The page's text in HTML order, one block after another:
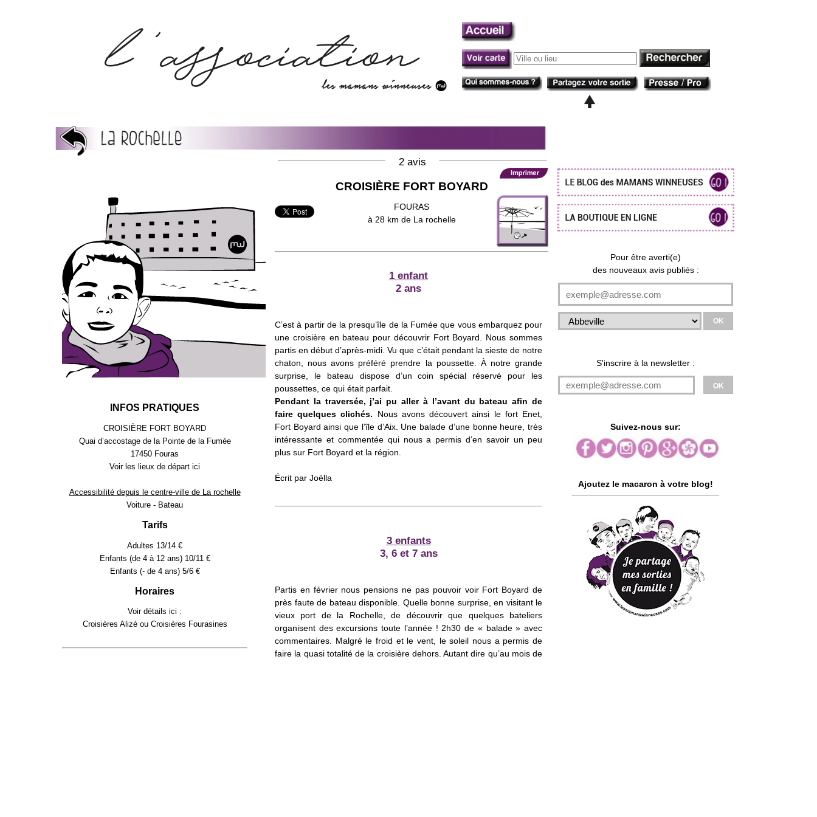
2 avis
CROISIÈRE FORT BOYARD
FOURAS
à 28 km de La rochelle
1 enfant
2 ans
C’est à partir de la presqu’île de la Fumée que vous embarquez pour
une croisière en bateau pour découvrir Fort Boyard. Nous sommes
partis en début d’après-midi. Vu que c’était pendant la sieste de notre
chaton, nous avons préféré prendre la poussette. À notre grande
surprise, le bateau dispose d’un coin spécial réservé pour les
poussettes, ce qui était parfait.
Pendant la traversée, j’ai pu aller à l’avant du bateau afin de
faire quelques clichés. Nous avons découvert ainsi le fort Enet,
Fort Boyard ainsi que l’île d’Aix. Une balade d’une bonne heure, très
intéressante et commentée qui nous a permis d’en savoir un peu
plus sur Fort Boyard et la région.
Écrit par Joëlla
3 enfants
3, 6 et 7 ans
Partis en février nous pensions ne pas pouvoir voir Fort Boyard de
près faute de bateau disponible. Quelle bonne surprise, en visitant le
vieux port de la Rochelle, de découvrir que quelques bateliers
organisent des excursions toute l’année ! 2h30 de « balade » avec
commentaires. Malgré le froid et le vent, le soleil nous a permis de
faire la quasi totalité de la croisière dehors. Autant dire qu’au mois de
INFOS PRATIQUES
CROISIÈRE FORT BOYARD
Quai d’accostage de la Pointe de la Fumée
17450 Fouras
Voir les lieux de départ ici
Accessibilité depuis le centre-ville de La rochelle
Voiture - Bateau
Tarifs
Adultes 13/14 €
Enfants (de 4 à 12 ans) 10/11 €
Enfants (- de 4 ans) 5/6 €
Horaires
Voir détails ici :
Croisières Alizéou Croisières Fourasines